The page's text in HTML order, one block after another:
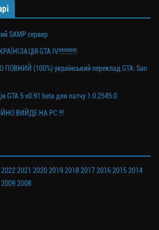
SAMP сервер
GTA IV!!!!!!!!!!!!
(100%) український переклад GTA: San
GTA 5 v0.91 beta для патчу 1.0.2545.0
ВИЙДЕ НА PC !!!
20222021 2020201920182017201620152014
20092008